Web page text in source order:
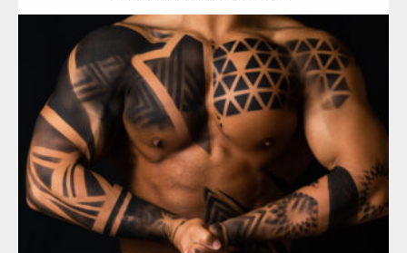
Update: 2021.12.21
Category:アートなマッチョ オレンジの人 TOSHI(大胸筋)
ダウンロード